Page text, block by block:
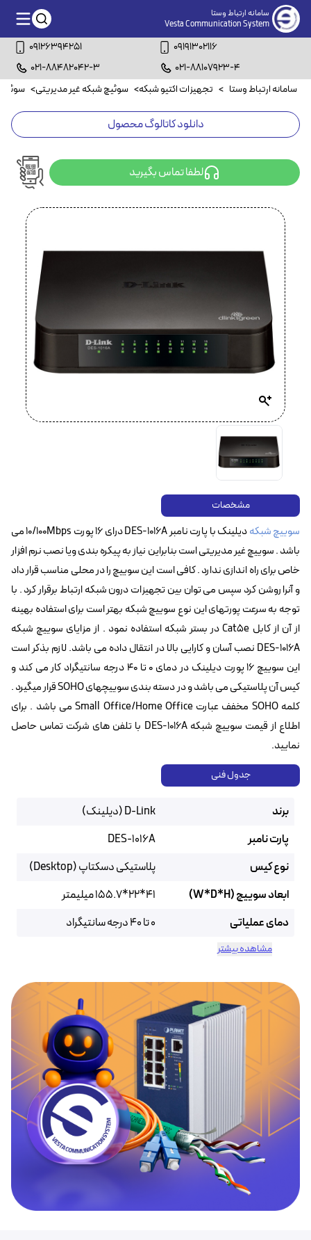
سامانه ارتباط وستا
Vesta Communication System
09126394251
09191302116
021-88482042-3
021-88107923-4
سامانه ارتباط وستا > تجهیزات اکتیو شبکه> سوئیچ شبکه غیر مدیریتی> سوئیچ
دانلود کاتالوگ محصول
لطفا تماس بگیرید
مشخصات
سوییچ شبکه
دیلینک با پارت نامبر DES-1016A درای ۱۶ پورت 10/100Mbps می
باشد . سوییچ غیر مدیریتی است بنابراین نیاز به پیکره بندی ویا نصب نرم افزار
خاص برای راه اندازی ندارد . کافی است این سوییچ را در محلی مناسب قرار داد
و آنرا روشن کرد سپس می توان بین تجهیزات درون شبکه ارتباط برقرار کرد . با
توجه به سرعت پورتهای این نوع سوییچ شبکه بهتر است برای استفاده بهینه
از آن از کابل Cat5e در بستر شبکه استفاده نمود . از مزایای سوییچ شبکه
DES-1016A نصب آسان و کارایی بالا در انتقال داده می باشد. لازم بذکر است
این سوییچ ۱۶ پورت دیلینک در دمای ۰ تا ۴۰ درجه سانتیگراد کار می کند و
کیس آن پلاستیکی می باشد و در دسته بندی سوییچهای SOHO قرار میگیرد .
کلمه SOHO مخفف عبارت Small Office/Home Office می باشد . برای
اطلاع از قیمت سوییچ شبکه DES-1016A با تلفن های شرکت تماس حاصل
نمایید.
جدول فنی
برند
D-Link (دیلینک)
پارت نامبر
DES-1016A
نوع کیس
پلاستیکی دسکتاپ (Desktop)
ابعاد سوییچ (W*D*H)
41*22*155.7 میلیمتر
دمای عملیاتی
0 تا 40 درجه سانتیگراد
مشاهده بیشتر